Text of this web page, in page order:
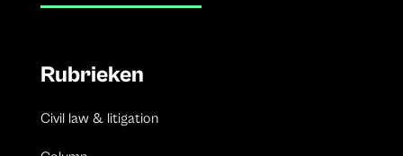
Rubrieken
Civil law & litigation